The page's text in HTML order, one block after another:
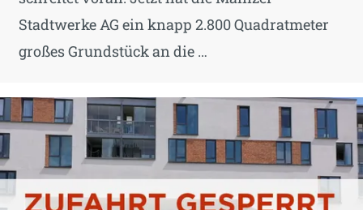
Stadtwerke AG ein knapp 2.800 Quadratmeter
großes Grundstück an die …